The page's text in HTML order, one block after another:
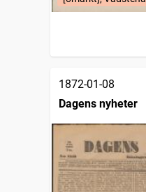
1872-01-08
Dagens nyheter